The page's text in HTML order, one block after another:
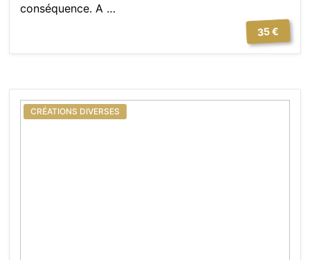
conséquence. A …
35 €
CRÉATIONS DIVERSES